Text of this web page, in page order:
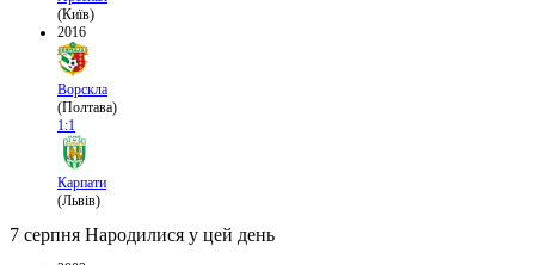
(Київ)
2016
Ворскла
(Полтава)
1:1
Карпати
(Львів)
7 серпня Народилися у цей день